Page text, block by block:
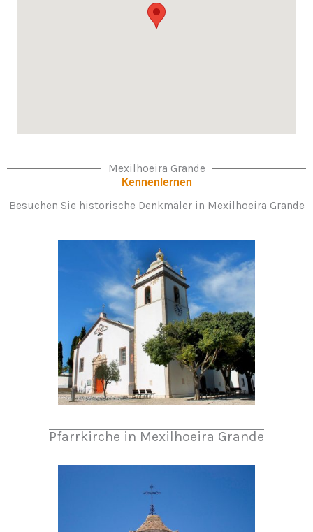
Mexilhoeira Grande
Kennenlernen
Besuchen Sie historische Denkmäler in Mexilhoeira Grande
Pfarrkirche in Mexilhoeira Grande